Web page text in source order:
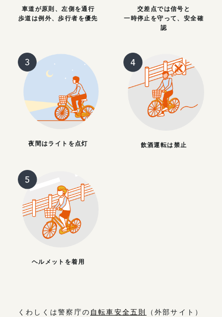
車道が原則、左側を通行
歩道は例外、歩行者を優先
交差点では信号と
一時停止を守って、安全確
認
夜間はライトを点灯 飲酒運転は禁止
ヘルメットを着用
くわしくは警察庁の 自転車安全五則
（外部サイト）